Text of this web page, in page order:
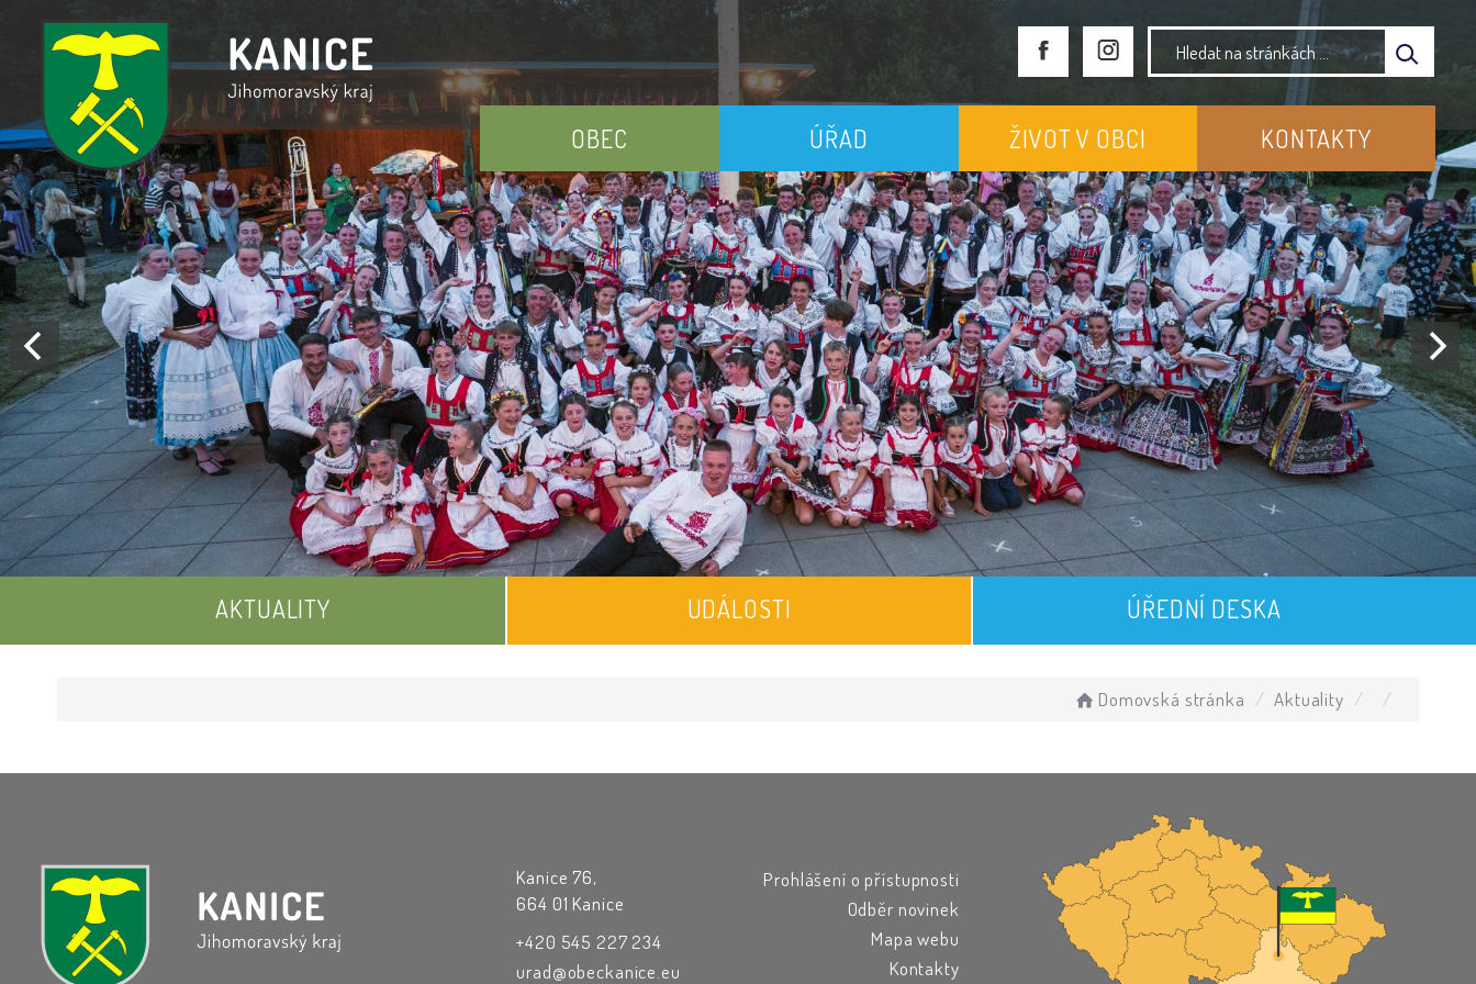
OBEC ÚŘAD ŽIVOT V OBCI KONTAKTY
AKTUALITY UDÁLOSTI ÚŘEDNÍ DESKA
Domovská stránka Aktuality
Kanice 76,
664 01 Kanice
+420 545 227 234
urad@obeckanice.eu
Prohlášení o přístupnosti
Odběr novinek
Mapa webu
Kontakty